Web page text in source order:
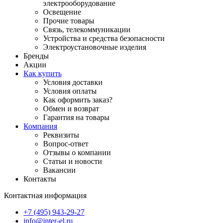
электрооборудование
Освещение
Прочие товары
Связь, телекоммуникации
Устройства и средства безопасности
Электроустановочные изделия
Бренды
Акции
Как купить
Условия доставки
Условия оплаты
Как оформить заказ?
Обмен и возврат
Гарантия на товары
Компания
Реквизиты
Вопрос-ответ
Отзывы о компании
Статьи и новости
Вакансии
Контакты
Контактная информация
+7 (495) 943-29-27
info@inter-el.ru